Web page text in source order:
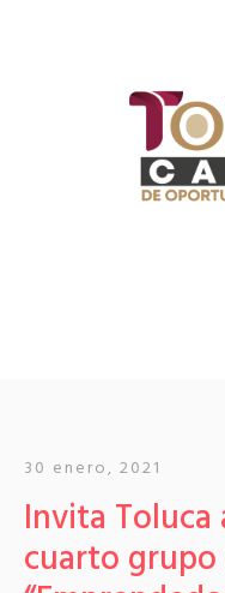
30 enero, 2021
Invita
cuarto